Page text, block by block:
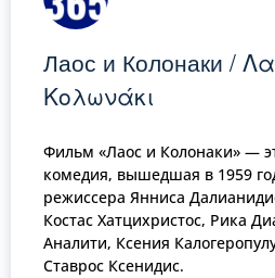
Лаос и Колонаки /
Κολωνάκι
Фильм «Лаос и Колонаки» —
комедия, вышедшая в 1959
режиссера Янниса
Костас Хатцихристос, Рика
Аналити, Ксения
Ставрос Ксенидис.